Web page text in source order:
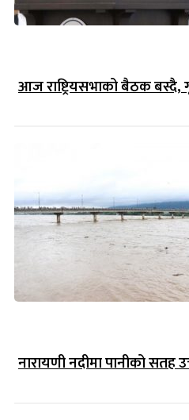
आज राष्ट्रियसभाको बैठक बस्दै,
नारायणी नदीमा पानीको सतह